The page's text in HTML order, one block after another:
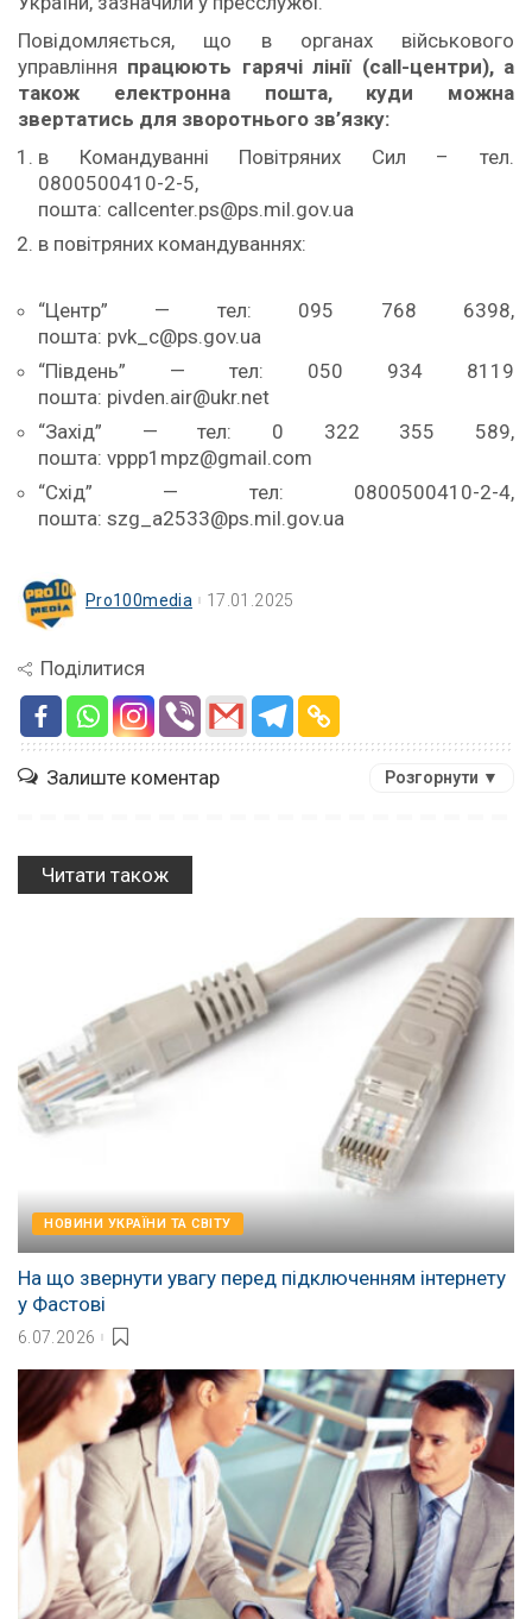
Повідомляється, що в органах військового
управління працюють гарячі лінії (call-центри), а
також електронна пошта, куди можна
звертатись для зворотнього зв’язку:
в Командуванні Повітряних Сил – тел.
0800500410-2-5,
пошта: callcenter.ps@ps.mil.gov.ua
в повітряних командуваннях:
“Центр” — тел: 095 768 6398,
пошта: pvk_c@ps.gov.ua
“Південь” — тел: 050 934 8119
пошта: pivden.air@ukr.net
“Захід” — тел: 0 322 355 589,
пошта: vppp1mpz@gmail.com
“Схід” — тел: 0800500410-2-4,
пошта: szg_a2533@ps.mil.gov.ua
Pro100media 17.01.2025
Поділитися
Залиште коментар Розгорнути ▼
Читати також
НОВИНИ УКРАЇНИ ТА СВІТУ
На що звернути увагу перед підключенням інтернету
у Фастові
6.07.2026